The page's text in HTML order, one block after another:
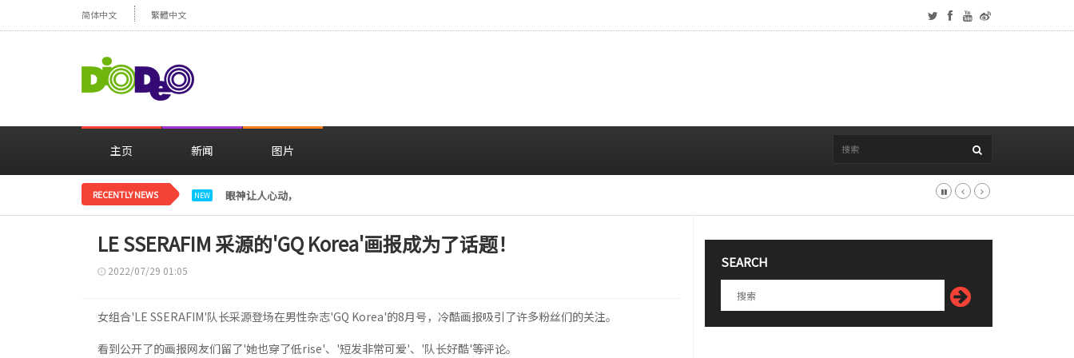
简体中文 繁體中文
主页 新闻 图片
RECENTLY NEWS NEW 眼神让人心动，美貌闪耀……安宥真，就算瞪着看也很漂亮呢
LE SSERAFIM 采源的'GQ Korea'画报成为了话题！
2022/07/29 01:05
女组合'LE SSERAFIM'队长采源登场在男性杂志'GQ Korea'的8月号，冷酷画报吸引了许多粉丝们的关注。
看到公开了的画报网友们留了'她也穿了低rise'、'短发非常可爱'、'队长好酷'等评论。
SEARCH